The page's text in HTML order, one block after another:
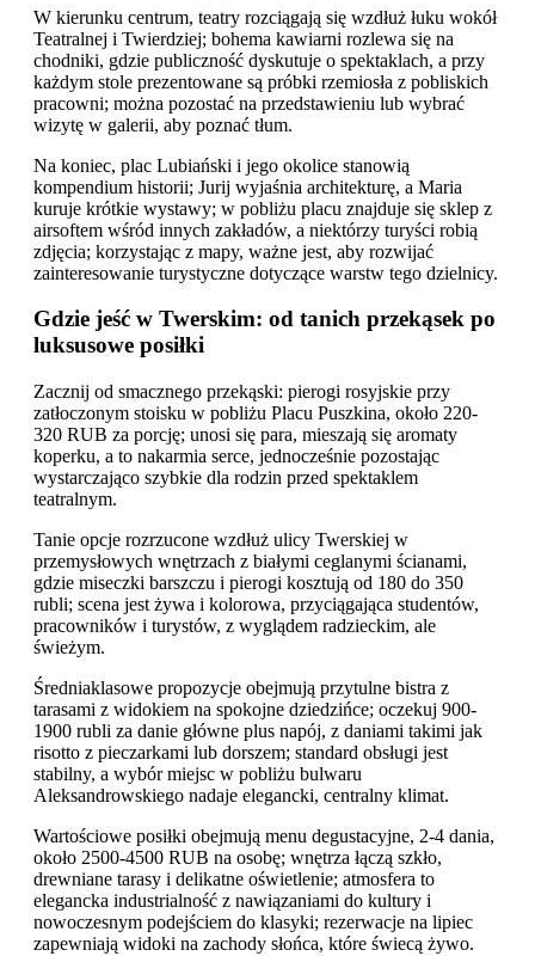
W kierunku centrum, teatry rozciągają się wzdłuż łuku wokół
Teatralnej i Twierdziej; bohema kawiarni rozlewa się na
chodniki, gdzie publiczność dyskutuje o spektaklach, a przy
każdym stole prezentowane są próbki rzemiosła z pobliskich
pracowni; można pozostać na przedstawieniu lub wybrać
wizytę w galerii, aby poznać tłum.
Na koniec, plac Lubiański i jego okolice stanowią
kompendium historii; Jurij wyjaśnia architekturę, a Maria
kuruje krótkie wystawy; w pobliżu placu znajduje się sklep z
airsoftem wśród innych zakładów, a niektórzy turyści robią
zdjęcia; korzystając z mapy, ważne jest, aby rozwijać
zainteresowanie turystyczne dotyczące warstw tego dzielnicy.
Gdzie jeść w Twerskim: od tanich przekąsek po
luksusowe posiłki
Zacznij od smacznego przekąski: pierogi rosyjskie przy
zatłoczonym stoisku w pobliżu Placu Puszkina, około 220-
320 RUB za porcję; unosi się para, mieszają się aromaty
koperku, a to nakarmia serce, jednocześnie pozostając
wystarczająco szybkie dla rodzin przed spektaklem
teatralnym.
Tanie opcje rozrzucone wzdłuż ulicy Twerskiej w
przemysłowych wnętrzach z białymi ceglanymi ścianami,
gdzie miseczki barszczu i pierogi kosztują od 180 do 350
rubli; scena jest żywa i kolorowa, przyciągająca studentów,
pracowników i turystów, z wyglądem radzieckim, ale
świeżym.
Średniaklasowe propozycje obejmują przytulne bistra z
tarasami z widokiem na spokojne dziedzińce; oczekuj 900-
1900 rubli za danie główne plus napój, z daniami takimi jak
risotto z pieczarkami lub dorszem; standard obsługi jest
stabilny, a wybór miejsc w pobliżu bulwaru
Aleksandrowskiego nadaje elegancki, centralny klimat.
Wartościowe posiłki obejmują menu degustacyjne, 2-4 dania,
około 2500-4500 RUB na osobę; wnętrza łączą szkło,
drewniane tarasy i delikatne oświetlenie; atmosfera to
elegancka industrialność z nawiązaniami do kultury i
nowoczesnym podejściem do klasyki; rezerwacje na lipiec
zapewniają widoki na zachody słońca, które świecą żywo.